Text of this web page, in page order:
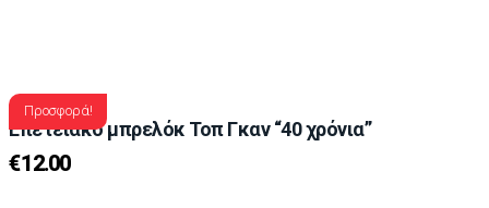
Προσφορά!
Επετειακο μπρελόκ Τοπ Γκαν “40 χρόνια”
€12.00